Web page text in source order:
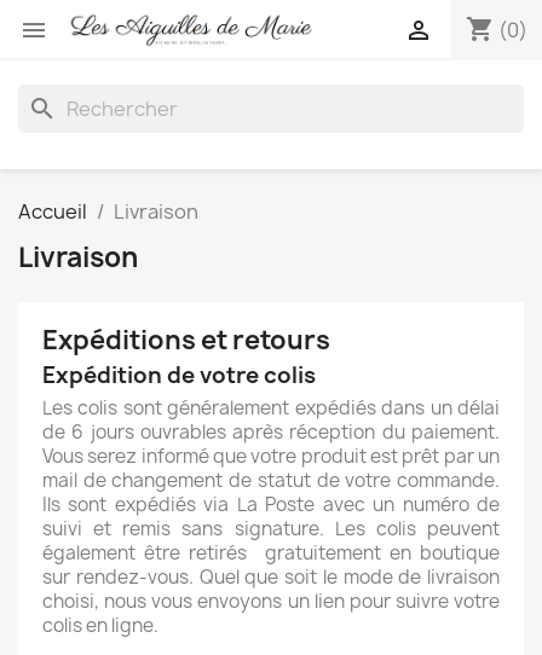
 shopping_cart (0)

search
Accueil Livraison
Livraison
Expéditions et retours
Expédition de votre colis
Les colis sont généralement expédiés dans un délai
de 6 jours ouvrables après réception du paiement.
Vous serez informé que votre produit est prêt par un
mail de changement de statut de votre commande.
Ils sont expédiés via La Poste avec un numéro de
suivi et remis sans signature. Les colis peuvent
également être retirés gratuitement en boutique
sur rendez-vous. Quel que soit le mode de livraison
choisi, nous vous envoyons un lien pour suivre votre
colis en ligne.